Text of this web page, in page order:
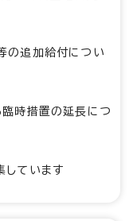
の追加給付につい
臨時措置の延長につ
ています